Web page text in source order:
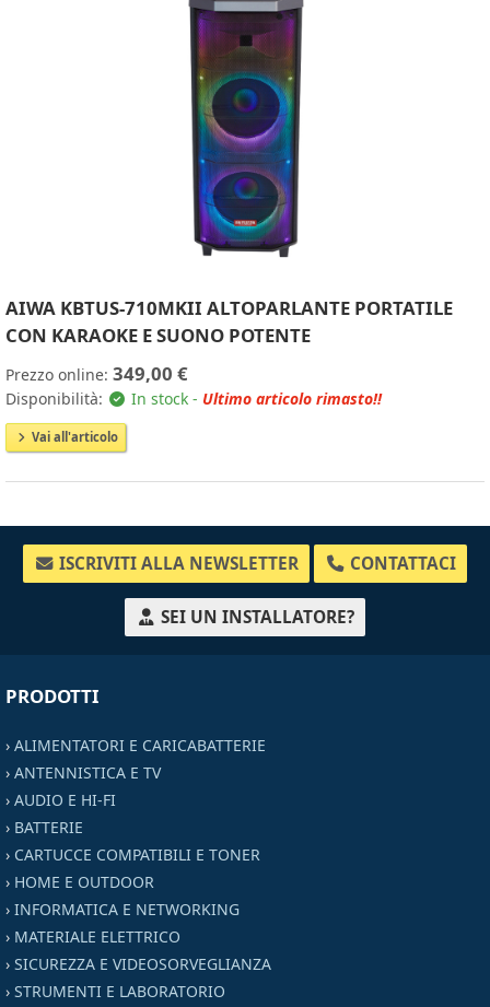
AIWA KBTUS-710MKII ALTOPARLANTE PORTATILE
CON KARAOKE E SUONO POTENTE
Prezzo online: 349,00 €
Disponibilità: In stock - Ultimo articolo rimasto!!
Vai all'articolo
ISCRIVITI ALLA NEWSLETTER CONTATTACI
SEI UN INSTALLATORE?
PRODOTTI
› ALIMENTATORI E CARICABATTERIE
› ANTENNISTICA E TV
› AUDIO E HI-FI
› BATTERIE
› CARTUCCE COMPATIBILI E TONER
› HOME E OUTDOOR
› INFORMATICA E NETWORKING
› MATERIALE ELETTRICO
› SICUREZZA E VIDEOSORVEGLIANZA
› STRUMENTI E LABORATORIO